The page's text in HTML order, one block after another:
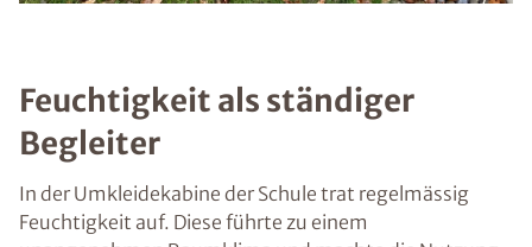
Feuchtigkeit als ständiger
Begleiter
In der Umkleidekabine der Schule trat regelmässig
Feuchtigkeit auf. Diese führte zu einem